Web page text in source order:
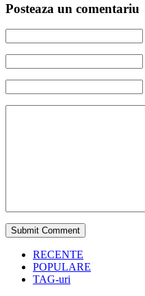
Posteaza un comentariu
RECENTE
POPULARE
TAG-uri